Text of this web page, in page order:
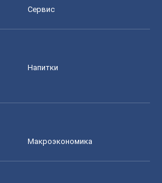
Сервис
Напитки
Mакроэкономика